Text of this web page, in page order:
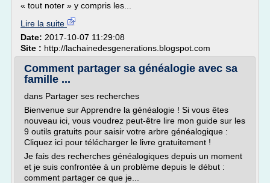
« tout noter » y compris les...
Lire la suite
Date: 2017-10-07 11:29:08
Site : http://lachainedesgenerations.blogspot.com
Comment partager sa généalogie avec sa
famille ...
dans Partager ses recherches
Bienvenue sur Apprendre la généalogie ! Si vous êtes
nouveau ici, vous voudrez peut-être lire mon guide sur les
9 outils gratuits pour saisir votre arbre généalogique :
Cliquez ici pour télécharger le livre gratuitement !
Je fais des recherches généalogiques depuis un moment
et je suis confrontée à un problème depuis le début :
comment partager ce que je...